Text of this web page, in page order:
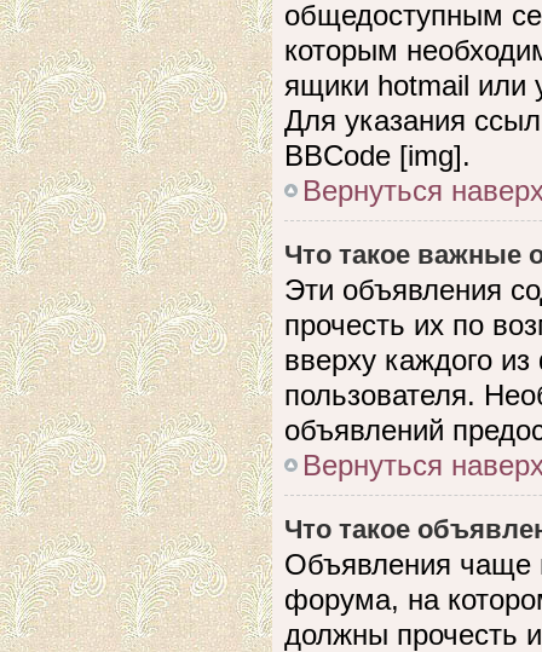
общедоступным
которым
ящики hotmail или
Для указания
BBCode [img].
Вернуться
Что такое важные
Эти объявления
прочесть их по
вверху каждого
пользователя.
объявлений
Вернуться
Что такое
Объявления чаще
форума, на
должны прочесть